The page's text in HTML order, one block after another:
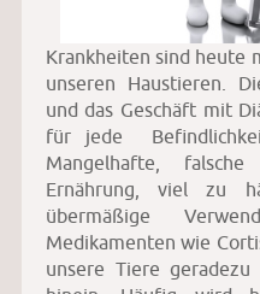
Krankheiten sind heute
unseren Haustieren.
und das Geschäft mit
für jede
Mangelhafte,
Ernährung, viel zu
übermäßige
Medikamenten wie
unsere Tiere